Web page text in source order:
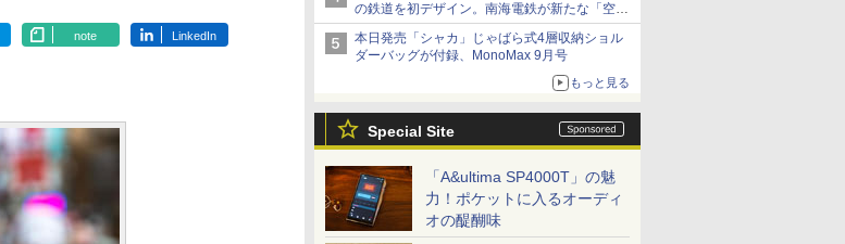
の鉄道を初デザイン。南海電鉄が新たな「空港
特急」をなにわ筋線へ導入
本日発売「シャカ」じゃばら式4層収納ショル
ダーバッグが付録、MonoMax 9月号
もっと見る
Special Site
「A&ultima SP4000T」の魅
力！ポケットに入るオーディ
オの醍醐味
note LinkedIn